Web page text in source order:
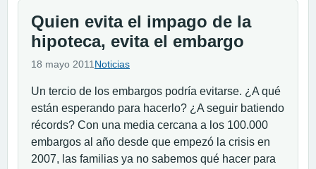
Quien evita el impago de la
hipoteca, evita el embargo
18 mayo 2011 Noticias
Un tercio de los embargos podría evitarse. ¿A qué
están esperando para hacerlo? ¿A seguir batiendo
récords? Con una media cercana a los 100.000
embargos al año desde que empezó la crisis en
2007, las familias ya no sabemos qué hacer para